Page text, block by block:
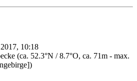
10:18
(ca. 52.3°N / 8.7°O, ca. 71m - max.